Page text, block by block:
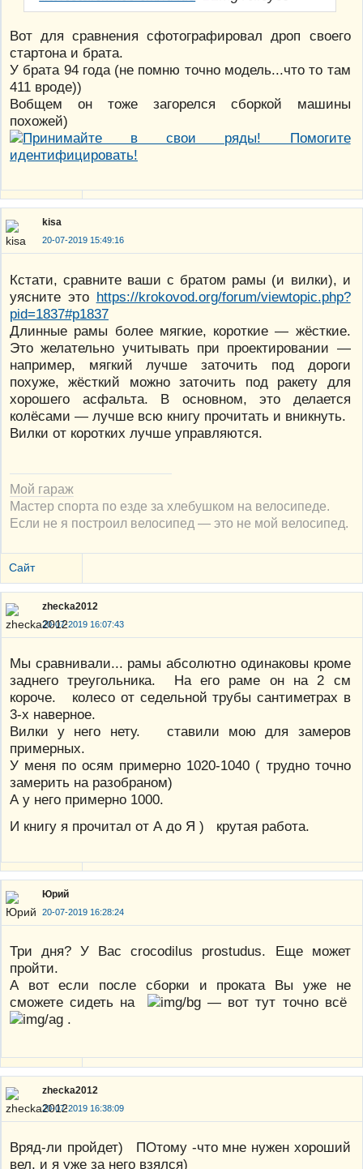
Вот для сравнения сфотографировал дроп своего
стартона и брата.
У брата 94 года (не помню точно модель...что то там
411 вроде))
Вобщем он тоже загорелся сборкой машины
похожей)
kisa
20-07-2019 15:49:16
Кстати, сравните ваши с братом рамы (и вилки), и
уясните это https://krokovod.org/forum/viewtopic.php?
pid=1837#p1837
Длинные рамы более мягкие, короткие — жёсткие.
Это желательно учитывать при проектировании —
например, мягкий лучше заточить под дороги
похуже, жёсткий можно заточить под ракету для
хорошего асфальта. В основном, это делается
колёсами — лучше всю книгу прочитать и вникнуть.
Вилки от коротких лучше управляются.
Мой гараж
Мастер спорта по езде за хлебушком на велосипеде.
Если не я построил велосипед — это не мой велосипед.
Сайт
zhecka2012
20-07-2019 16:07:43
Мы сравнивали... рамы абсолютно одинаковы кроме
заднего треугольника. На его раме он на 2 см
короче. колесо от седельной трубы сантиметрах в
3-х наверное.
Вилки у него нету. ставили мою для замеров
примерных.
У меня по осям примерно 1020-1040 ( трудно точно
замерить на разобраном)
А у него примерно 1000.
И книгу я прочитал от А до Я ) крутая работа.
Юрий
20-07-2019 16:28:24
Три дня? У Вас crocodilus prostudus. Еще может
пройти.
А вот если после сборки и проката Вы уже не
сможете сидеть на
— вот тут точно всё
.
zhecka2012
20-07-2019 16:38:09
Вряд-ли пройдет) ПОтому -что мне нужен хороший
вел, и я уже за него взялся)